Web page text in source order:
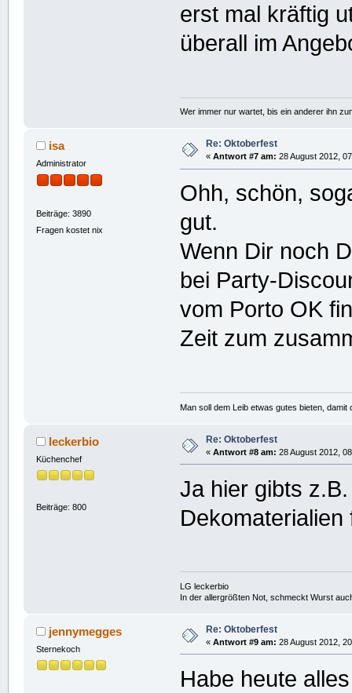
erst mal kräftig
überall im
Wer immer nur wartet, bis ein anderer ihn
isa
Administrator
Beiträge: 3890
Fragen kostet nix
Re: Oktoberfest
« Antwort #7 am: 28 August 2012,
Ohh, schön,
gut.
Wenn Dir noch
bei Party-
vom Porto OK
Zeit zum
Man soll dem Leib etwas gutes bieten,
leckerbio
Küchenchef
Beiträge: 800
Re: Oktoberfest
« Antwort #8 am: 28 August 2012,
Ja hier gibts
LG leckerbio
In der allergrößten Not, schmeckt Wurst
jennymegges
Sternekoch
Re: Oktoberfest
« Antwort #9 am: 28 August 2012,
Habe heute